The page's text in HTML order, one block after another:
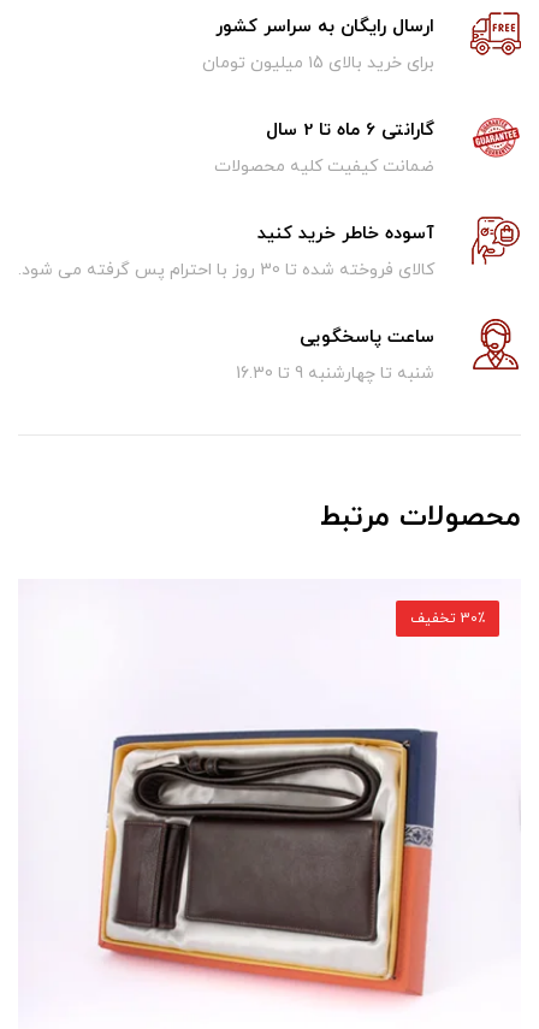
ارسال رایگان به سراسر کشور
برای خرید بالای ۱5 میلیون تومان
گارانتی 6 ماه تا 2 سال
ضمانت کیفیت کلیه محصولات
آسوده خاطر خرید کنید
کالای فروخته شده تا 30 روز با احترام پس گرفته می شود.
ساعت پاسخگویی
شنبه تا چهارشنبه 9 تا 16.30
محصولات مرتبط
30٪ تخفیف